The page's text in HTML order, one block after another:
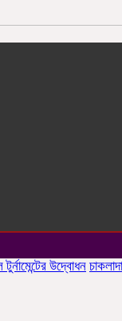
উদ্বোধন চাকলাদার